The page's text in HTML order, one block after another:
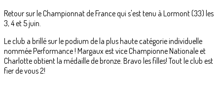
Retour sur le Championnat de France qui s'est tenu à Lormont (33) les
3, 4 et 5 juin.
Le club a brillé sur le podium de la plus haute catégorie individuelle
nommée Performance ! Margaux est vice Championne Nationale et
Charlotte obtient la médaille de bronze. Bravo les filles! Tout le club est
fier de vous 2!